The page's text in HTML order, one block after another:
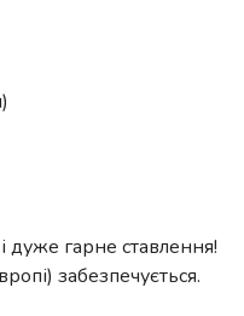
дуже гарне ставлення!
забезпечується.